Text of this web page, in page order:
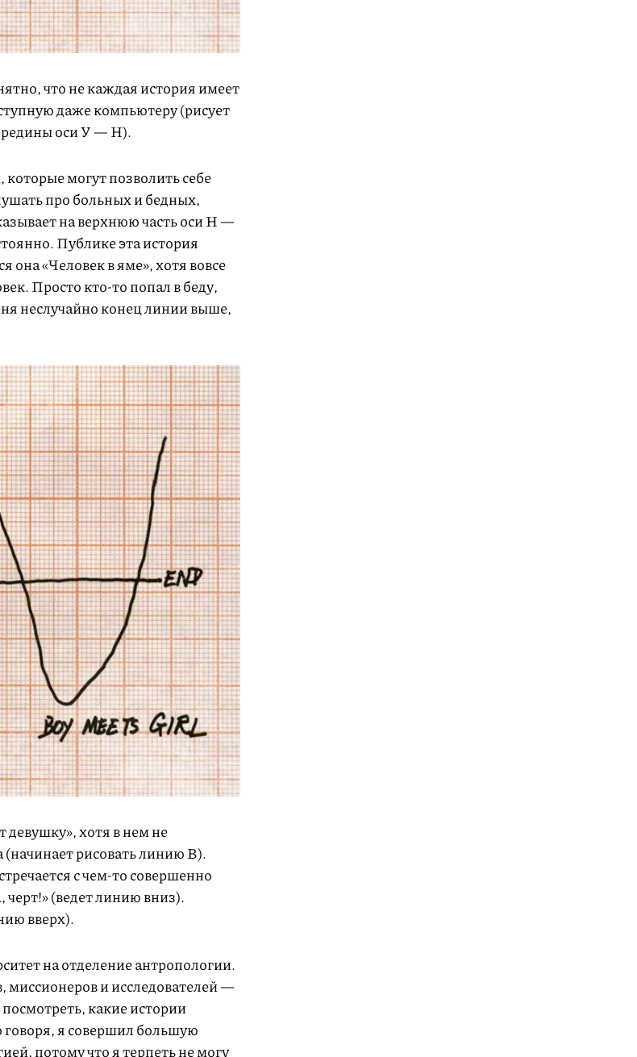
что не каждая история имеет
даже компьютеру (рисует
оси У — Н).
могут позволить себе
про больных и бедных,
на верхнюю часть оси Н —
Публике эта история
она «Человек в яме», хотя вовсе
Просто кто-то попал в беду,
неслучайно конец линии выше,
девушку», хотя в нем не
рисовать линию B).
с чем-то совершенно
(ведет линию вниз).
вверх).
на отделение антропологии.
миссионеров и исследователей —
какие истории
я совершил большую
потому что я терпеть не могу